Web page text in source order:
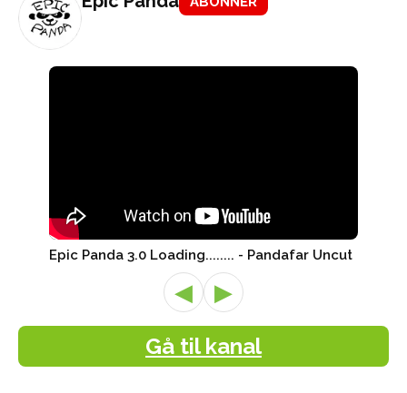
Epic Panda 3.0 Loading........ - Pandafar Uncut
◀ ▶
Gå til kanal